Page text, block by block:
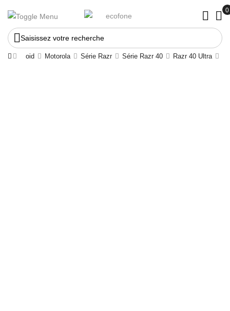
Saisissez votre recherche
Android Motorola Série Razr Série Razr 40 Razr 40 Ultra